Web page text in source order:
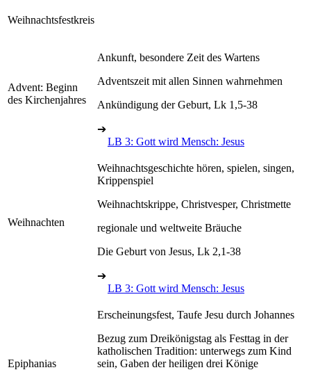
Weihnachtsfestkreis
Advent: Beginn
des Kirchenjahres
Ankunft, besondere Zeit des Wartens
Adventszeit mit allen Sinnen wahrnehmen
Ankündigung der Geburt, Lk 1,5-38
➔
LB 3: Gott wird Mensch: Jesus
Weihnachten
Weihnachtsgeschichte hören, spielen, singen,
Krippenspiel
Weihnachtskrippe, Christvesper, Christmette
regionale und weltweite Bräuche
Die Geburt von Jesus, Lk 2,1-38
➔
LB 3: Gott wird Mensch: Jesus
Epiphanias
Erscheinungsfest, Taufe Jesu durch Johannes
Bezug zum Dreikönigstag als Festtag in der
katholischen Tradition: unterwegs zum Kind
sein, Gaben der heiligen drei Könige